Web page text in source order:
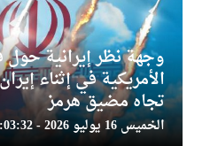
وجهة نظر إيرانية
الأمريكية في إثناء
تجاه مضيق هرمز
الخميس 16 يوليو 2026 - 20:03:32